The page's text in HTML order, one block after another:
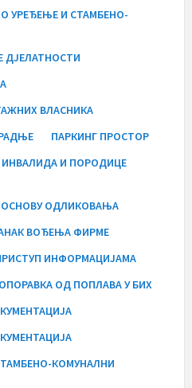
УРЕЂЕЊЕ И СТАМБЕНО-
ВЛАСНИКА
ПАРКИНГ ПРОСТОР
И ПОРОДИЦЕ
ОСНОВУ ОДЛИКОВАЊА
ВОЂЕЊА ФИРМЕ
ИНФОРМАЦИЈАМА
ОД ПОПЛАВА У БИХ
КОМУНАЛНИ